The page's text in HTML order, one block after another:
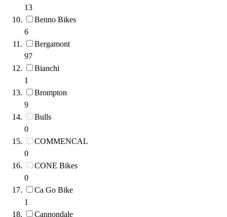
13
Benno Bikes
6
Bergamont
97
Bianchi
1
Brompton
9
Bulls
0
COMMENCAL
0
CONE Bikes
0
Ca Go Bike
1
Cannondale